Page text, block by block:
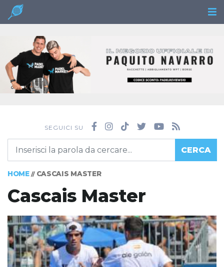
SEGUICI SU
CERCA
HOME// CASCAIS MASTER
Cascais Master